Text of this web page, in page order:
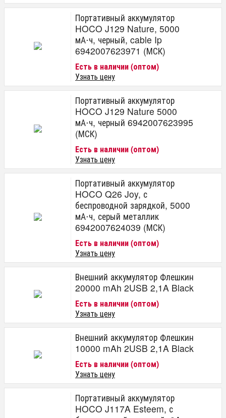
Портативный аккумулятор
HOCO J129 Nature, 5000
мА⋅ч, черный, cable Ip
6942007623971 (МСК)
Есть в наличии (оптом)
Узнать цену
Портативный аккумулятор
HOCO J129 Nature 5000
мА⋅ч, черный 6942007623995
(МСК)
Есть в наличии (оптом)
Узнать цену
Портативный аккумулятор
HOCO Q26 Joy, с
беспроводной зарядкой, 5000
мА⋅ч, серый металлик
6942007624039 (МСК)
Есть в наличии (оптом)
Узнать цену
Внешний аккумулятор Флешкин
20000 mAh 2USB 2,1A Black
Есть в наличии (оптом)
Узнать цену
Внешний аккумулятор Флешкин
10000 mAh 2USB 2,1A Black
Есть в наличии (оптом)
Узнать цену
Портативный аккумулятор
HOCO J117A Esteem, с